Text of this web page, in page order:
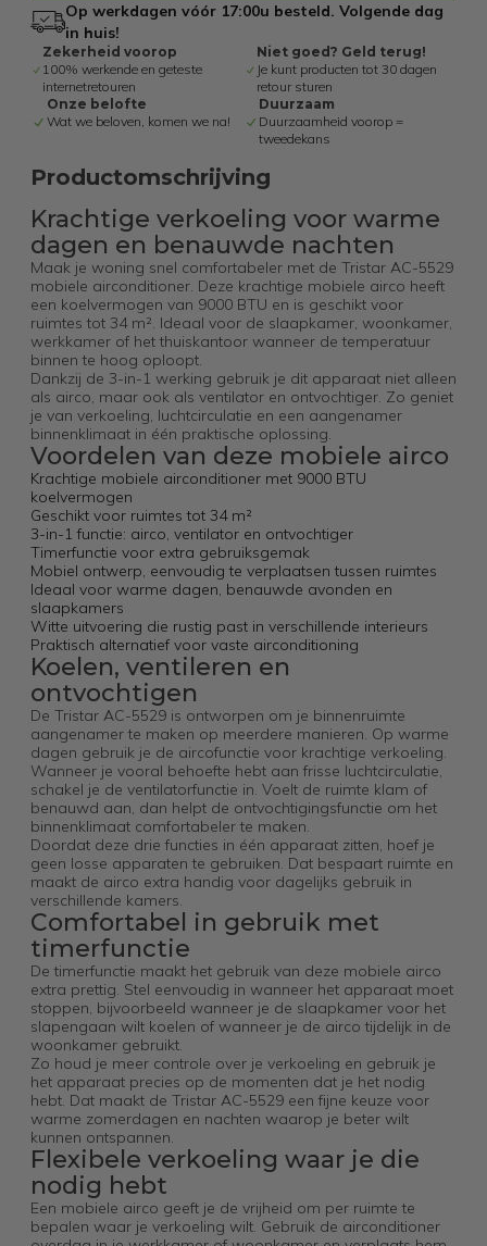
Op werkdagen vóór 17:00u besteld. Volgende dag
in huis!
Zekerheid voorop
100% werkende en geteste
internetretouren
Niet goed? Geld terug!
Je kunt producten tot 30 dagen
retour sturen
Onze belofte
Wat we beloven, komen we na!
Duurzaam
Duurzaamheid voorop =
tweedekans
Productomschrijving
Krachtige verkoeling voor warme
dagen en benauwde nachten
Maak je woning snel comfortabeler met de Tristar AC-5529
mobiele airconditioner. Deze krachtige mobiele airco heeft
een koelvermogen van 9000 BTU en is geschikt voor
ruimtes tot 34 m². Ideaal voor de slaapkamer, woonkamer,
werkkamer of het thuiskantoor wanneer de temperatuur
binnen te hoog oploopt.
Dankzij de 3-in-1 werking gebruik je dit apparaat niet alleen
als airco, maar ook als ventilator en ontvochtiger. Zo geniet
je van verkoeling, luchtcirculatie en een aangenamer
binnenklimaat in één praktische oplossing.
Voordelen van deze mobiele airco
Krachtige mobiele airconditioner met 9000 BTU
koelvermogen
Geschikt voor ruimtes tot 34 m²
3-in-1 functie: airco, ventilator en ontvochtiger
Timerfunctie voor extra gebruiksgemak
Mobiel ontwerp, eenvoudig te verplaatsen tussen ruimtes
Ideaal voor warme dagen, benauwde avonden en
slaapkamers
Witte uitvoering die rustig past in verschillende interieurs
Praktisch alternatief voor vaste airconditioning
Koelen, ventileren en
ontvochtigen
De Tristar AC-5529 is ontworpen om je binnenruimte
aangenamer te maken op meerdere manieren. Op warme
dagen gebruik je de aircofunctie voor krachtige verkoeling.
Wanneer je vooral behoefte hebt aan frisse luchtcirculatie,
schakel je de ventilatorfunctie in. Voelt de ruimte klam of
benauwd aan, dan helpt de ontvochtigingsfunctie om het
binnenklimaat comfortabeler te maken.
Doordat deze drie functies in één apparaat zitten, hoef je
geen losse apparaten te gebruiken. Dat bespaart ruimte en
maakt de airco extra handig voor dagelijks gebruik in
verschillende kamers.
Comfortabel in gebruik met
timerfunctie
De timerfunctie maakt het gebruik van deze mobiele airco
extra prettig. Stel eenvoudig in wanneer het apparaat moet
stoppen, bijvoorbeeld wanneer je de slaapkamer voor het
slapengaan wilt koelen of wanneer je de airco tijdelijk in de
woonkamer gebruikt.
Zo houd je meer controle over je verkoeling en gebruik je
het apparaat precies op de momenten dat je het nodig
hebt. Dat maakt de Tristar AC-5529 een fijne keuze voor
warme zomerdagen en nachten waarop je beter wilt
kunnen ontspannen.
Flexibele verkoeling waar je die
nodig hebt
Een mobiele airco geeft je de vrijheid om per ruimte te
bepalen waar je verkoeling wilt. Gebruik de airconditioner